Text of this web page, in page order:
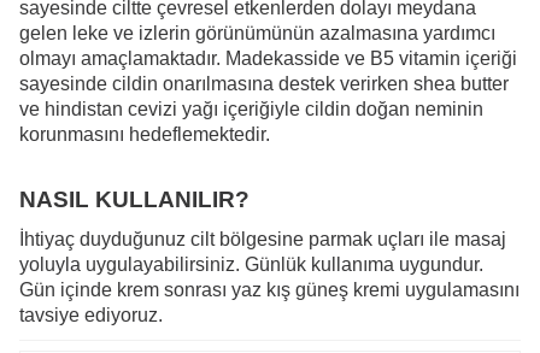
sayesinde ciltte çevresel etkenlerden dolayı meydana
gelen leke ve izlerin görünümünün azalmasına yardımcı
olmayı amaçlamaktadır. Madekasside ve B5 vitamin içeriği
sayesinde cildin onarılmasına destek verirken shea butter
ve hindistan cevizi yağı içeriğiyle cildin doğan neminin
korunmasını hedeflemektedir.
NASIL KULLANILIR?
İhtiyaç duyduğunuz cilt bölgesine parmak uçları ile masaj
yoluyla uygulayabilirsiniz. Günlük kullanıma uygundur.
Gün içinde krem sonrası yaz kış güneş kremi uygulamasını
tavsiye ediyoruz.